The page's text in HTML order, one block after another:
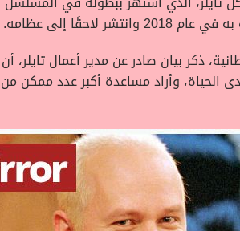
لاحقًا إلى عظامه.
ذكر بيان صادر عن مدير أعمال
الحياة، وأراد مساعدة أكبر عدد ممكن